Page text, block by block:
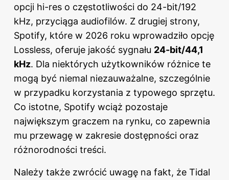
opcji hi-res o częstotliwości do 24-bit/192
kHz, przyciąga audiofilów. Z drugiej strony,
Spotify, które w 2026 roku wprowadziło opcję
Lossless, oferuje jakość sygnału 24-bit/44,1
kHz. Dla niektórych użytkowników różnice te
mogą być niemal niezauważalne, szczególnie
w przypadku korzystania z typowego sprzętu.
Co istotne, Spotify wciąż pozostaje
największym graczem na rynku, co zapewnia
mu przewagę w zakresie dostępności oraz
różnorodności treści.
Należy także zwrócić uwagę na fakt, że Tidal